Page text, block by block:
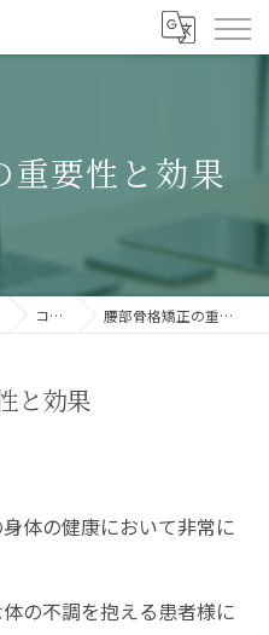
重要性と効果
コラム 腰部骨格矯正の重要性と効果
と効果
体の健康において非常に
の不調を抱える患者様に